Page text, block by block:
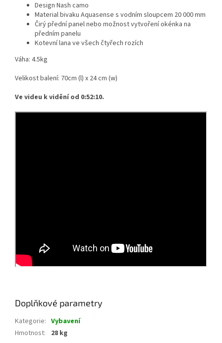
Design Nash camo
Material bivaku Aquasense s vodním sloupcem 20 000 mm
Čirý přední panel nebo možnost vytvoření okénka na
předním panelu
Kotevní lana ve všech čtyřech rozích
Váha: 4.5kg
Velikost balení: 70cm (l) x 24 cm (w)
Ve videu k vidění od 0:52:10.
Doplňkové parametry
Kategorie: Vybavení
Hmotnost: 28 kg